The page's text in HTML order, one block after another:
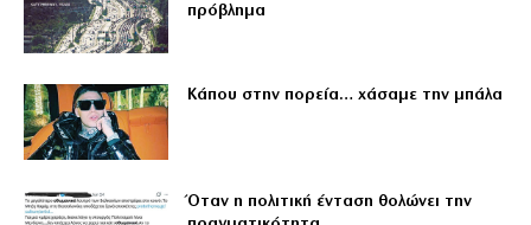
πρόβλημα
Κάπου στην πορεία… χάσαμε την μπάλα
Όταν η πολιτική ένταση θολώνει την